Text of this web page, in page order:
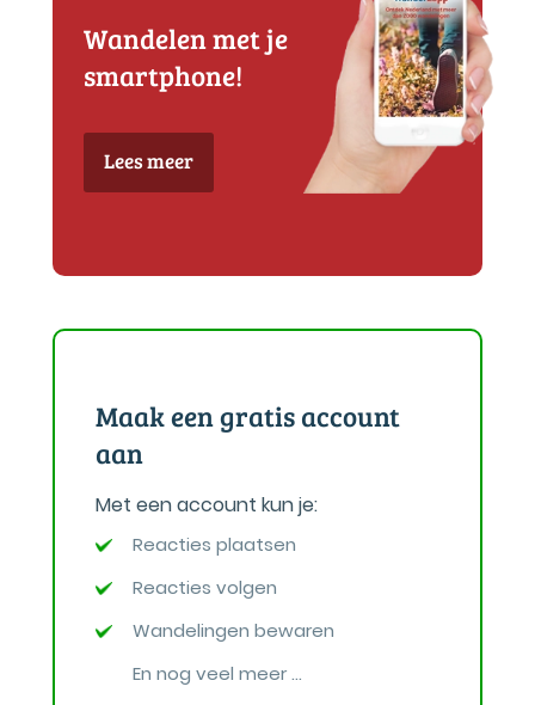
Wandelen met je
smartphone!
Lees meer
Maak een gratis account
aan
Met een account kun je:
Reacties plaatsen
Reacties volgen
Wandelingen bewaren
En nog veel meer ...